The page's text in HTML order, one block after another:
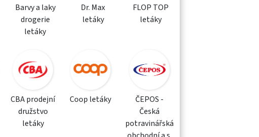
Barvy a laky
drogerie
letáky
Dr. Max
letáky
FLOP TOP
letáky
CBA prodejní
družstvo
letáky
Coop letáky
ČEPOS -
Česká
potravinářská